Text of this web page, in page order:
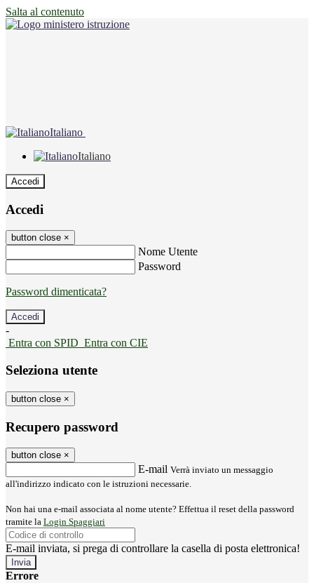
Salta al contenuto
Italiano
Italiano
Accedi
Accedi
button close ×
Nome Utente
Password
Password dimenticata?
-
Entra con SPID Entra con CIE
Seleziona utente
button close ×
Recupero password
button close ×
E-mail Verrà inviato un messaggio
all'indirizzo indicato con le istruzioni necessarie.
Non hai una e-mail associata al nome utente? Effettua il reset della password
tramite la Login Spaggiari
E-mail inviata, si prega di controllare la casella di posta elettronica!
Errore